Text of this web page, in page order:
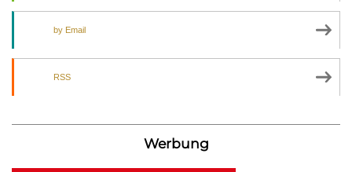
by Email
RSS
Werbung